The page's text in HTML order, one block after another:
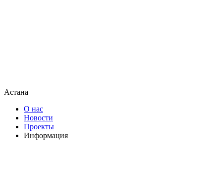
Астана
О нас
Новости
Проекты
Информация